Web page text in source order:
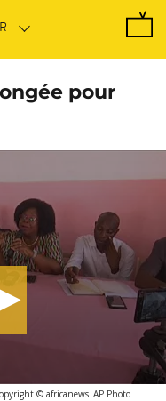
pour
© africanews AP Photo